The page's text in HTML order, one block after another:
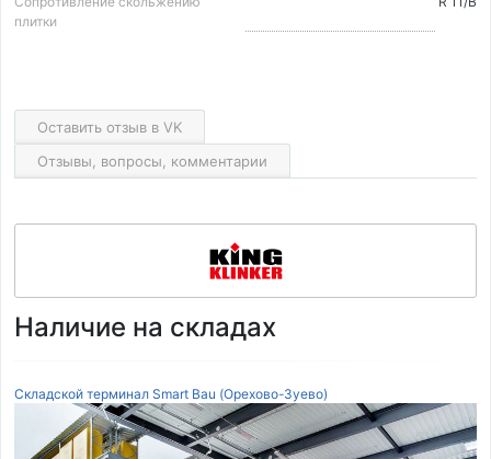
плитки
Оставить отзыв в VK
Отзывы, вопросы, комментарии
Наличие на складах
Складской терминал Smart Bau (Орехово-Зуево)